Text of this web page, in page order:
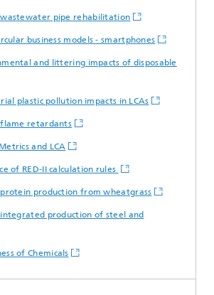
wastewater pipe rehabilitation
business models - smartphones
and littering impacts of disposable
plastic pollution impacts in LCAs
flame retardants
and LCA
of RED-II calculation rules
protein production from wheatgrass
integrated production of steel and
of Chemicals